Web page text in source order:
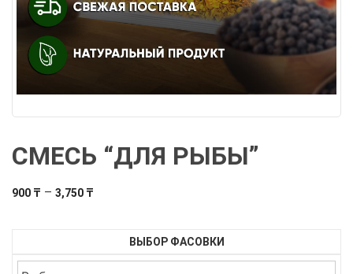
СМЕСЬ “ДЛЯ РЫБЫ”
900 ₸ – 3,750 ₸
ВЫБОР ФАСОВКИ